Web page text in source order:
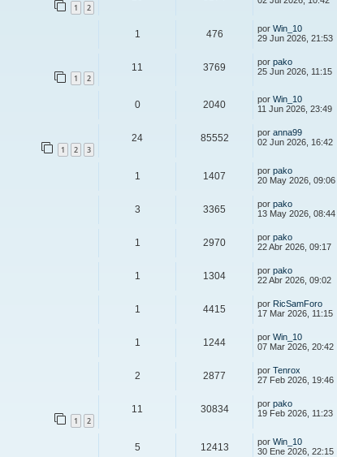
1 2
1 476 por Win_10
29 Jun 2026, 21:53
1 2
11 3769 por pako
25 Jun 2026, 11:15
0 2040 por Win_10
11 Jun 2026, 23:49
1 2 3
24 85552 por anna99
02 Jun 2026, 16:42
1 1407 por pako
20 May 2026, 09:06
3 3365 por pako
13 May 2026, 08:44
1 2970 por pako
22 Abr 2026, 09:17
1 1304 por pako
22 Abr 2026, 09:02
1 4415 por RicSamForo
17 Mar 2026, 11:15
1 1244 por Win_10
07 Mar 2026, 20:42
2 2877 por Tenrox
27 Feb 2026, 19:46
1 2
11 30834 por pako
19 Feb 2026, 11:23
5 12413 por Win_10
30 Ene 2026, 22:15